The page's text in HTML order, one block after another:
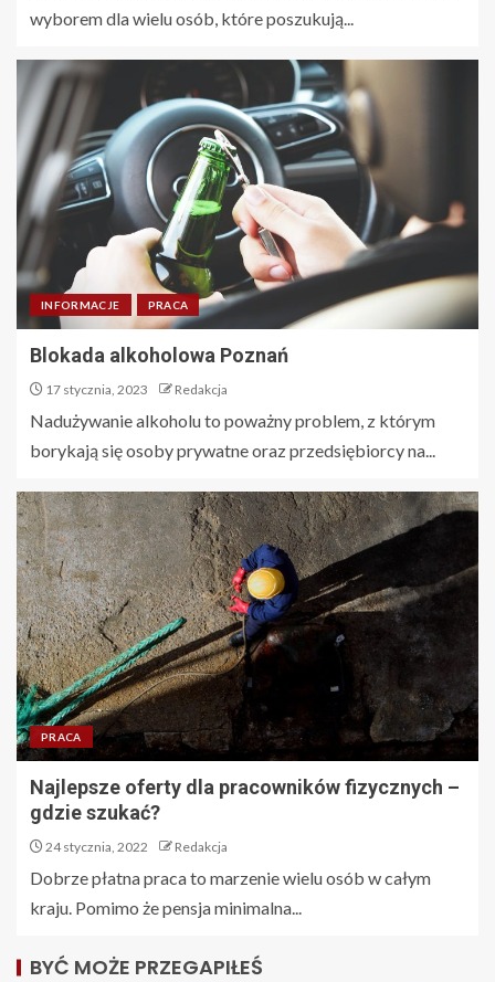
wyborem dla wielu osób, które poszukują...
INFORMACJE PRACA
Blokada alkoholowa Poznań
17 stycznia, 2023 Redakcja
Nadużywanie alkoholu to poważny problem, z którym
borykają się osoby prywatne oraz przedsiębiorcy na...
PRACA
Najlepsze oferty dla pracowników fizycznych –
gdzie szukać?
24 stycznia, 2022 Redakcja
Dobrze płatna praca to marzenie wielu osób w całym
kraju. Pomimo że pensja minimalna...
BYĆ MOŻE PRZEGAPIŁEŚ